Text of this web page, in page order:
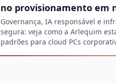
no provisionamento em
Governança, IA responsável e
segura: veja como a Arlequim
padrões para cloud PCs